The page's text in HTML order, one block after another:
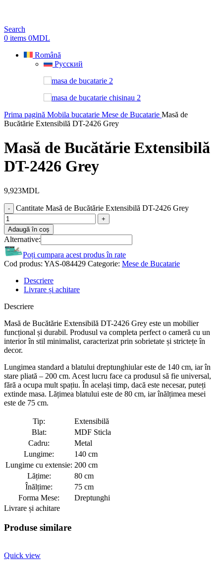
Search
0 items 0MDL
Română
Русский
Prima pagină Mobila bucatarie Mese de Bucatarie Masă de
Bucătărie Extensibilă DT-2426 Grey
Masă de Bucătărie Extensibilă
DT-2426 Grey
9,923MDL
Cantitate Masă de Bucătărie Extensibilă DT-2426 Grey
Adaugă în coș
Alternative:
Poți cumpara acest produs în rate
Cod produs: YAS-084429 Categorie: Mese de Bucatarie
Descriere
Livrare și achitare
Descriere
Masă de Bucătărie Extensibilă DT-2426 Grey este un mobilier
funcțional și durabil. Produsul va completa perfect o cameră cu un
interior în stil minimalist, caracterizat prin sobrietate și strictețe în
decor.
Lungimea standard a blatului dreptunghiular este de 140 cm, iar în
stare pliată – 200 cm. Acest lucru face ca produsul să fie universal,
fără a ocupa mult spațiu. În același timp, dacă este necesar, puteți
extinde masa. Lățimea blatului este de 80 cm, iar înălțimea mesei
este de 75 cm.
Tip:
Extensibilă
Blat:
MDF Sticla
Cadru:
Metal
Lungime:
140 cm
Lungime cu extensie: 200 cm
Lățime:
80 cm
Înălțime:
75 cm
Forma Mese:
Dreptunghi
Livrare și achitare
Produse similare
Quick view